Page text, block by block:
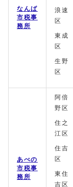
なんば
市税事
務所
浪速
区
東成
区
生野
区
あべの
市税事
務所
阿倍
野区
住之
江区
住吉
区
東住
吉区